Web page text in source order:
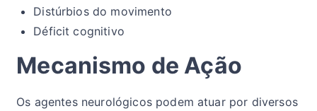
Distúrbios do movimento
Déficit cognitivo
Mecanismo de Ação
Os agentes neurológicos podem atuar por diversos